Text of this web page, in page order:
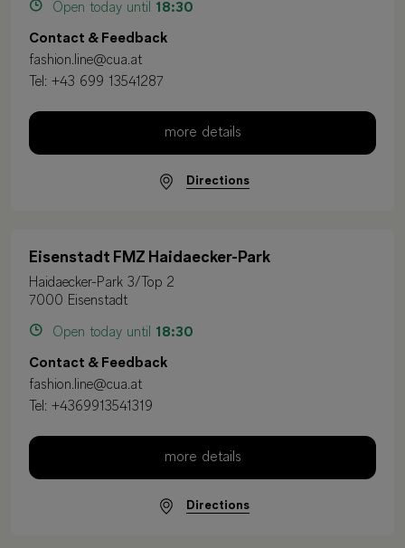
Open today until 18:30
Contact & Feedback
fashion.line@cua.at
Tel: +43 699 13541287
more details
Directions
Eisenstadt FMZ Haidaecker-Park
Haidaecker-Park 3/Top 2
7000 Eisenstadt
Open today until 18:30
Contact & Feedback
fashion.line@cua.at
Tel: +4369913541319
more details
Directions